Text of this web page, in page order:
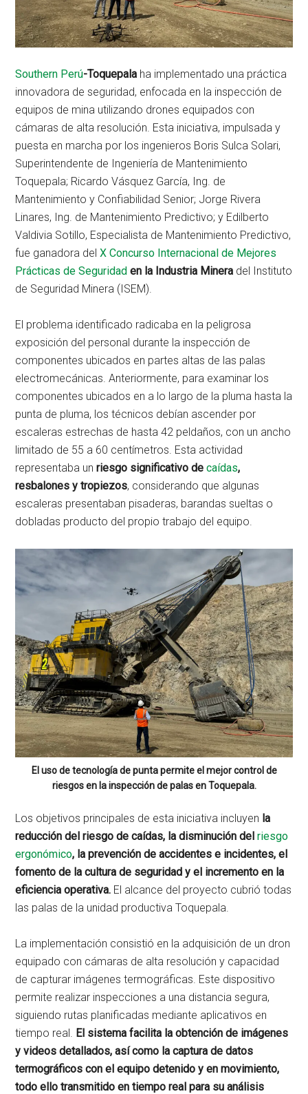
Southern Perú-Toquepala ha implementado una práctica
innovadora de seguridad, enfocada en la inspección de
equipos de mina utilizando drones equipados con
cámaras de alta resolución. Esta iniciativa, impulsada y
puesta en marcha por los ingenieros Boris Sulca Solari,
Superintendente de Ingeniería de Mantenimiento
Toquepala; Ricardo Vásquez García, Ing. de
Mantenimiento y Confiabilidad Senior; Jorge Rivera
Linares, Ing. de Mantenimiento Predictivo; y Edilberto
Valdivia Sotillo, Especialista de Mantenimiento Predictivo,
fue ganadora delX Concurso Internacional de Mejores
Prácticas de Seguridad en la Industria Minera del Instituto
de Seguridad Minera (ISEM).
El problema identificado radicaba en la peligrosa
exposición del personal durante la inspección de
componentes ubicados en partes altas de las palas
electromecánicas. Anteriormente, para examinar los
componentes ubicados en a lo largo de la pluma hasta la
punta de pluma, los técnicos debían ascender por
escaleras estrechas de hasta 42 peldaños, con un ancho
limitado de 55 a 60 centímetros. Esta actividad
representaba unriesgo significativo decaídas,
resbalones y tropiezos, considerando que algunas
escaleras presentaban pisaderas, barandas sueltas o
dobladas producto del propio trabajo del equipo.
El uso de tecnología de punta permite el mejor control de
riesgos en la inspección de palas en Toquepala.
Los objetivos principales de esta iniciativa incluyen la
reducción del riesgo de caídas, la disminución delriesgo
ergonómico, la prevención de accidentes e incidentes, el
fomento de la cultura de seguridad y el incremento en la
eficiencia operativa. El alcance del proyecto cubrió todas
las palas de la unidad productiva Toquepala.
La implementación consistió en la adquisición de un dron
equipado con cámaras de alta resolución y capacidad
de capturar imágenes termográficas. Este dispositivo
permite realizar inspecciones a una distancia segura,
siguiendo rutas planificadas mediante aplicativos en
tiempo real. El sistema facilita la obtención de imágenes
y videos detallados, así como la captura de datos
termográficos con el equipo detenido y en movimiento,
todo ello transmitido en tiempo real para su análisis